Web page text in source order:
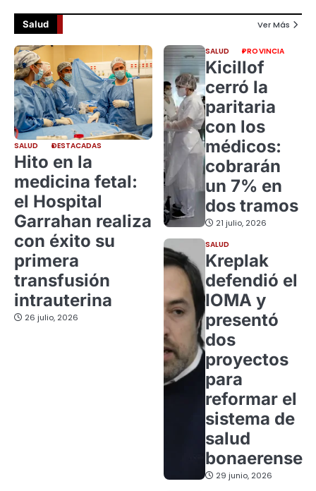
Salud Ver Más
SALUD DESTACADAS
Hito en la
medicina fetal:
el Hospital
Garrahan realiza
con éxito su
primera
transfusión
intrauterina
26 julio, 2026
SALUD PROVINCIA
Kicillof
cerró la
paritaria
con los
médicos:
cobrarán
un 7% en
dos tramos
21 julio, 2026
SALUD
Kreplak
defendió el
IOMA y
presentó
dos
proyectos
para
reformar el
sistema de
salud
bonaerense
29 junio, 2026